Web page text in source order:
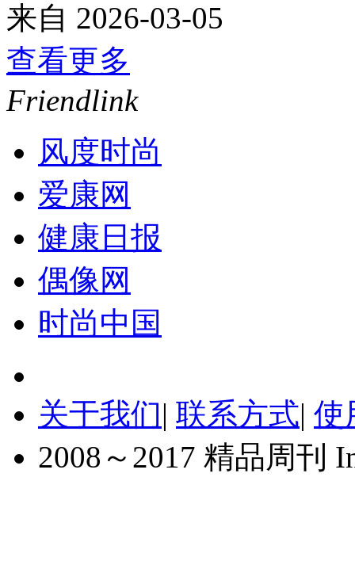
来自 2026-03-05
查看更多
Friendlink
风度时尚
爱康网
健康日报
偶像网
时尚中国
关于我们| 联系方式| 使
2008～2017 精品周刊